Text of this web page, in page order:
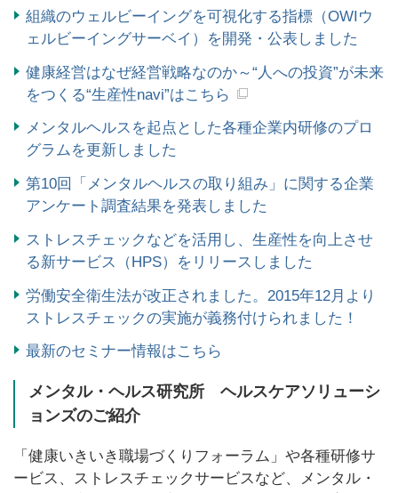
組織のウェルビーイングを可視化する指標（OWIウ
ェルビーイングサーベイ）を開発・公表しました
健康経営はなぜ経営戦略なのか～“人への投資”が未来
をつくる“生産性navi”はこちら
メンタルヘルスを起点とした各種企業内研修のプロ
グラムを更新しました
第10回「メンタルヘルスの取り組み」に関する企業
アンケート調査結果を発表しました
ストレスチェックなどを活用し、生産性を向上させ
る新サービス（HPS）をリリースしました
労働安全衛生法が改正されました。2015年12月より
ストレスチェックの実施が義務付けられました！
最新のセミナー情報はこちら
メンタル・ヘルス研究所 ヘルスケアソリューシ
ョンズのご紹介
「健康いきいき職場づくりフォーラム」や各種研修サ
ービス、ストレスチェックサービスなど、メンタル・